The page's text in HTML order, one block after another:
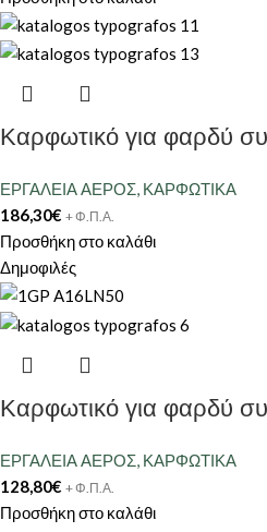
Καρφωτικό για φαρδύ
ΕΡΓΑΛΕΙΑ ΑΕΡΟΣ, ΚΑΡΦΩΤΙΚΑ
186,30€ + Φ.Π.Α.
Προσθήκη στο καλάθι
Δημοφιλές
Καρφωτικό για φαρδύ
ΕΡΓΑΛΕΙΑ ΑΕΡΟΣ, ΚΑΡΦΩΤΙΚΑ
128,80€ + Φ.Π.Α.
Προσθήκη στο καλάθι